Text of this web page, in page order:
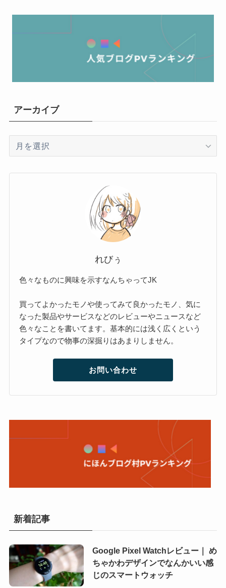
アーカイブ
れびぅ
色々なものに興味を示すなんちゃってJK
買ってよかったモノや使ってみて良かったモノ、気に
なった製品やサービスなどのレビューやニュースなど
色々なことを書いてます。基本的には浅く広くという
タイプなので物事の深掘りはあまりしません。
お問い合わせ
新着記事
Google Pixel Watchレビュー｜ め
ちゃかわデザインでなんかいい感
じのスマートウォッチ